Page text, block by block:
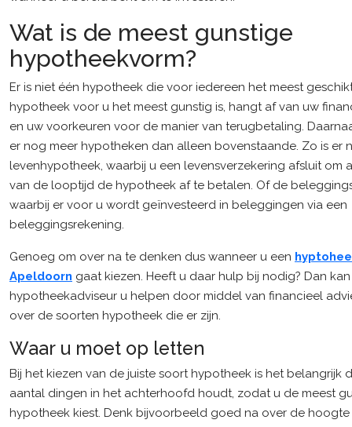
Wat is de meest gunstige
hypotheekvorm?
Er is niet één hypotheek die voor iedereen het meest
hypotheek voor u het meest gunstig is, hangt af van uw
en uw voorkeuren voor de manier van terugbetaling.
er nog meer hypotheken dan alleen bovenstaande. Zo is er
levenhypotheek, waarbij u een levensverzekering afsluit om
van de looptijd de hypotheek af te betalen. Of de
waarbij er voor u wordt geïnvesteerd in beleggingen via een
beleggingsrekening.
Genoeg om over na te denken dus wanneer u een
Apeldoorn gaat kiezen. Heeft u daar hulp bij nodig? Dan
hypotheekadviseur u helpen door middel van financieel
over de soorten hypotheek die er zijn.
Waar u moet op letten
Bij het kiezen van de juiste soort hypotheek is het belangrijk
aantal dingen in het achterhoofd houdt, zodat u de meest
hypotheek kiest. Denk bijvoorbeeld goed na over de